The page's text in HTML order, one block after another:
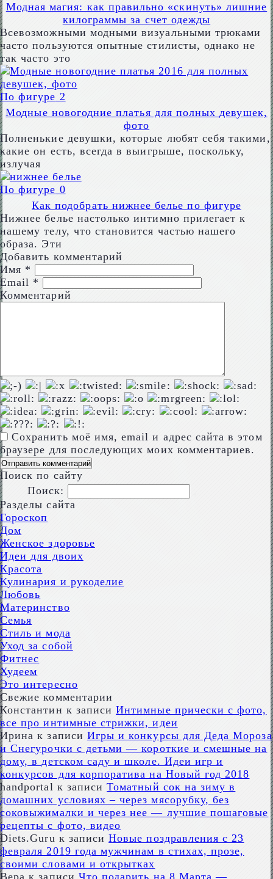
Модная магия: как правильно «скинуть» лишние
килограммы за счет одежды
Всевозможными модными визуальными трюками
часто пользуются опытные стилисты, однако не
так часто это
По фигуре 2
Модные новогодние платья для полных девушек,
фото
Полненькие девушки, которые любят себя такими,
какие он есть, всегда в выигрыше, поскольку,
излучая
По фигуре 0
Как подобрать нижнее белье по фигуре
Нижнее белье настолько интимно прилегает к
нашему телу, что становится частью нашего
образа. Эти
Добавить комментарий
Имя *
Email *
Комментарий
Сохранить моё имя, email и адрес сайта в этом
браузере для последующих моих комментариев.
Поиск по сайту
Поиск:
Разделы сайта
Гороскоп
Дом
Женское здоровье
Идеи для двоих
Красота
Кулинария и рукоделие
Любовь
Материнство
Семья
Стиль и мода
Уход за собой
Фитнес
Худеем
Это интересно
Свежие комментарии
Константин к записиИнтимные прически с фото,
все про интимные стрижки, идеи
Ирина к записи Игры и конкурсы для Деда Мороза
и Снегурочки с детьми — короткие и смешные на
дому, в детском саду и школе. Идеи игр и
конкурсов для корпоратива на Новый год 2018
handportal к записиТоматный сок на зиму в
домашних условиях – через мясорубку, без
соковыжималки и через нее — лучшие пошаговые
рецепты с фото, видео
Diets.Guru к записиНовые поздравления с 23
февраля 2019 года мужчинам в стихах, прозе,
своими словами и открытках